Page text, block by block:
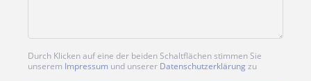
Durch Klicken auf eine der beiden Schaltflächen stimmen Sie
unserem Impressum und unserer Datenschutzerklärung zu